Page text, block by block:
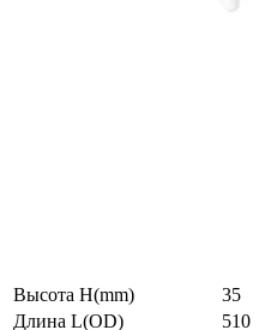
Высота H(mm)
35
Длина L(OD)
510